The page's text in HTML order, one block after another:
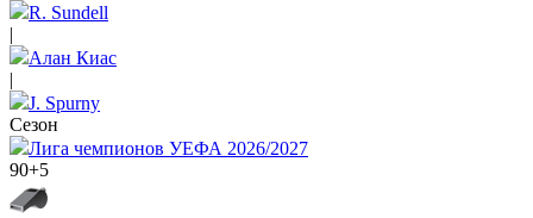
R. Sundell
|
Алан Киас
|
J. Spurny
Сезон
Лига чемпионов УЕФА 2026/2027
90+5